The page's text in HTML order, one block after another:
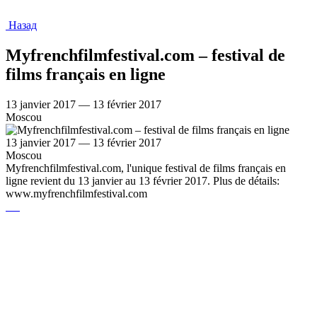
Назад
Myfrenchfilmfestival.com – festival de
films français en ligne
13 janvier 2017 — 13 février 2017
Moscou
13 janvier 2017 — 13 février 2017
Moscou
Myfrenchfilmfestival.com, l'unique festival de films français en
ligne revient du 13 janvier au 13 février 2017. Plus de détails:
www.myfrenchfilmfestival.com